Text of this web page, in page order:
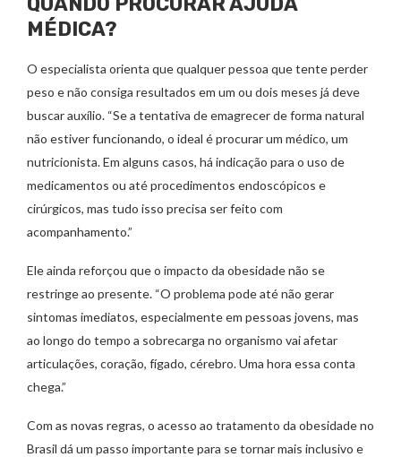
MÉDICA?
O especialista orienta que qualquer pessoa que tente perder
peso e não consiga resultados em um ou dois meses já deve
buscar auxílio. “Se a tentativa de emagrecer de forma natural
não estiver funcionando, o ideal é procurar um médico, um
nutricionista. Em alguns casos, há indicação para o uso de
medicamentos ou até procedimentos endoscópicos e
cirúrgicos, mas tudo isso precisa ser feito com
acompanhamento.”
Ele ainda reforçou que o impacto da obesidade não se
restringe ao presente. “O problema pode até não gerar
sintomas imediatos, especialmente em pessoas jovens, mas
ao longo do tempo a sobrecarga no organismo vai afetar
articulações, coração, fígado, cérebro. Uma hora essa conta
chega.”
Com as novas regras, o acesso ao tratamento da obesidade no
Brasil dá um passo importante para se tornar mais inclusivo e